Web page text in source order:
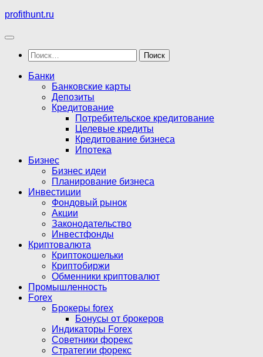
Перейти
содержимому
profithunt.ru
Найти:
Банки
Банковские карты
Депозиты
Кредитование
Потребительское кредитование
Целевые кредиты
Кредитование бизнеса
Ипотека
Бизнес
Бизнес идеи
Планирование бизнеса
Инвестиции
Фондовый рынок
Акции
Законодательство
Инвестфонды
Криптовалюта
Криптокошельки
Криптобиржи
Обменники криптовалют
Промышленность
Forex
Брокеры forex
Бонусы от брокеров
Индикаторы Forex
Советники форекс
Стратегии форекс